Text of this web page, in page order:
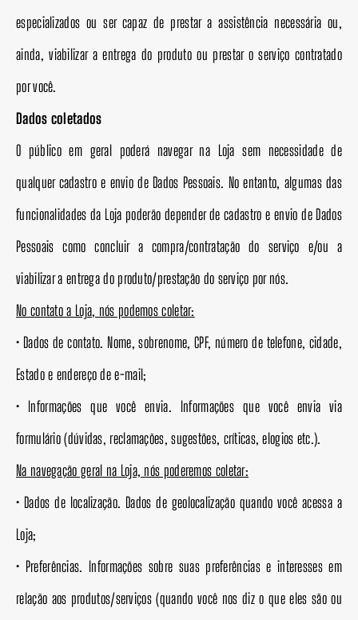
especializados ou ser capaz de prestar a assistência necessária ou,
ainda, viabilizar a entrega do produto ou prestar o serviço contratado
por você.
Dados coletados
O público em geral poderá navegar na Loja sem necessidade de
qualquer cadastro e envio de Dados Pessoais. No entanto, algumas das
funcionalidades da Loja poderão depender de cadastro e envio de Dados
Pessoais como concluir a compra/contratação do serviço e/ou a
viabilizar a entrega do produto/prestação do serviço por nós.
No contato a Loja, nós podemos coletar:
• Dados de contato. Nome, sobrenome, CPF, número de telefone, cidade,
Estado e endereço de e-mail;
• Informações que você envia. Informações que você envia via
formulário (dúvidas, reclamações, sugestões, críticas, elogios etc.).
Na navegação geral na Loja, nós poderemos coletar:
• Dados de localização. Dados de geolocalização quando você acessa a
Loja;
• Preferências. Informações sobre suas preferências e interesses em
relação aos produtos/serviços (quando você nos diz o que eles são ou